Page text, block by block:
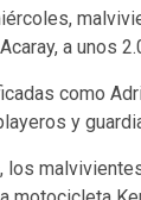
a unos
como
y